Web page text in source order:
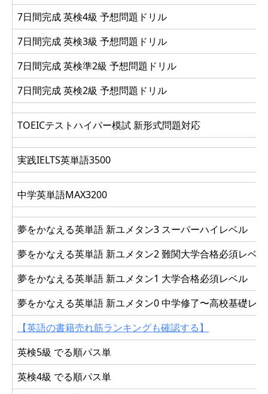
7日間完成 英検4級 予想問題ドリル
7日間完成 英検3級 予想問題ドリル
7日間完成 英検準2級 予想問題ドリル
7日間完成 英検2級 予想問題ドリル
TOEICテストハイパー模試 新形式問題対応
実践IELTS英単語3500
中学英単語MAX3200
夢をかなえる英単語 新ユメタン3 スーパーハイレベル
夢をかなえる英単語 新ユメタン2 難関大学合格必須レベル
夢をかなえる英単語 新ユメタン1 大学合格必須レベル
夢をかなえる英単語 新ユメタン0 中学修了〜高校基礎レ
【英語の書籍売れ筋ランキングも確認する】
英検5級 でる順パス単
英検4級 でる順パス単